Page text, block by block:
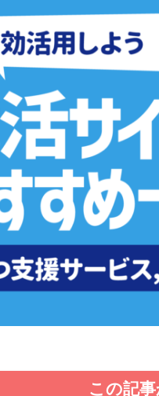
この記